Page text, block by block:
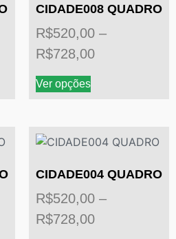
CIDADE008 QUADRO
R$520,00 –
R$728,00
Ver opções
CIDADE004 QUADRO
R$520,00 –
R$728,00